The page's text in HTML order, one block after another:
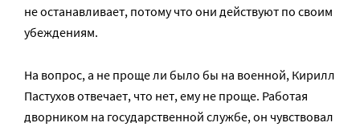
не останавливает, потому что они действуют по своим
убеждениям.
На вопрос, а не проще ли было бы на военной, Кирилл
Пастухов отвечает, что нет, ему не проще. Работая
дворником на государственной службе, он чувствовал